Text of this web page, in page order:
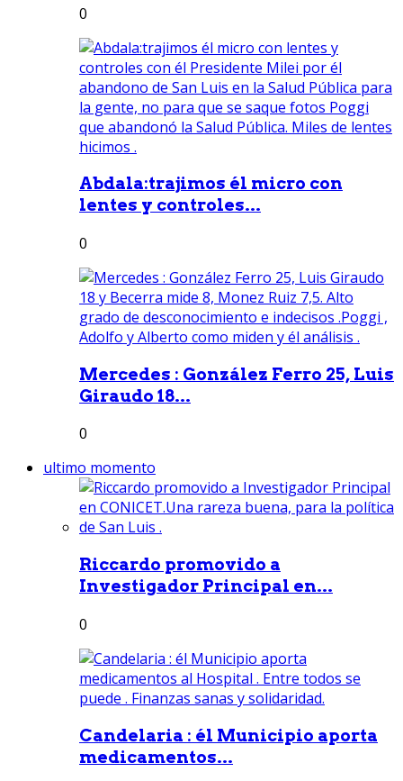
0
Abdala:trajimos él micro con
lentes y controles...
0
Mercedes : González Ferro 25, Luis
Giraudo 18...
0
ultimo momento
Riccardo promovido a
Investigador Principal en...
0
Candelaria : él Municipio aporta
medicamentos...